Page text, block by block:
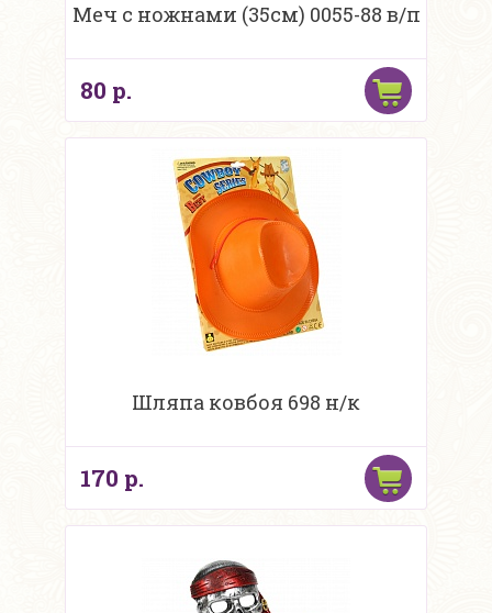
Меч с ножнами (35см) 0055-88 в/п
80 р.
Шляпа ковбоя 698 н/к
170 р.